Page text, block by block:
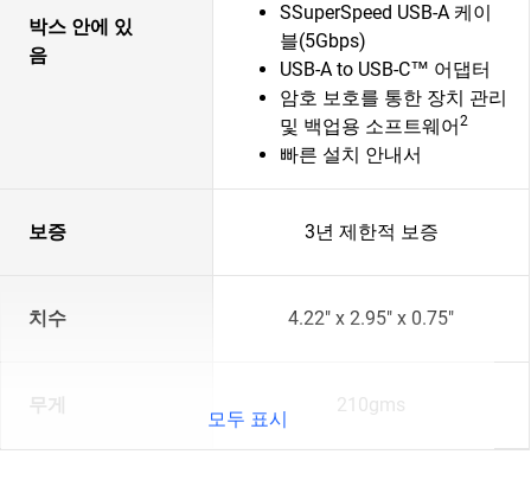
박스 안에 있
음
SSuperSpeed USB-A 케이
블(5Gbps)
USB-A to USB-C™ 어댑터
암호 보호를 통한 장치 관리
및 백업용 소프트웨어2
빠른 설치 안내서
보증 3년 제한적 보증
치수 4.22" x 2.95" x 0.75"
무게 210gms
모두 표시